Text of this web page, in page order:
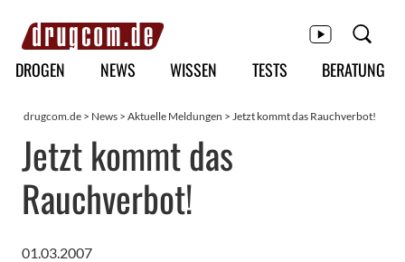
Hauptmenü
DROGEN NEWS WISSEN TESTS BERATUNG
drugcom.de > News > Aktuelle Meldungen > Jetzt kommt das Rauchverbot!
Jetzt kommt das
Rauchverbot!
01.03.2007